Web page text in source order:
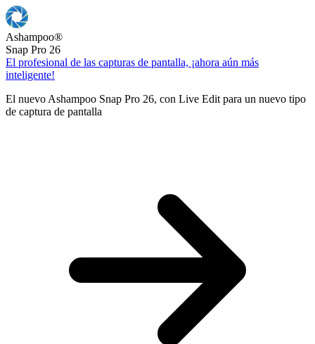
Ashampoo®
Snap Pro 26
El profesional de las capturas de pantalla, ¡ahora aún más
inteligente!
El nuevo Ashampoo Snap Pro 26, con Live Edit para un nuevo tipo
de captura de pantalla